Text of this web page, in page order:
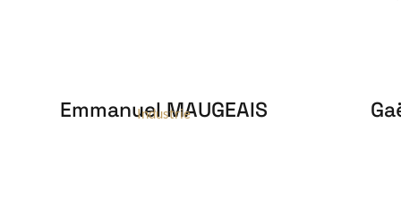
Emmanuel MAUGEAIS
Industrie